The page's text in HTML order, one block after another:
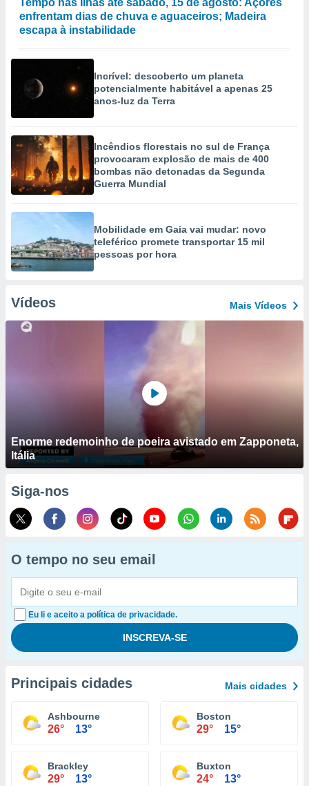
Tempo nas Ilhas até sábado, 15 de agosto: Açores
enfrentam dias de chuva e aguaceiros; Madeira
escapa à instabilidade
Incrível: descoberto um planeta
potencialmente habitável a apenas 25
anos-luz da Terra
Incêndios florestais no sul de França
provocaram explosão de mais de 400
bombas não detonadas da Segunda
Guerra Mundial
Mobilidade em Gaia vai mudar: novo
teleférico promete transportar 15 mil
pessoas por hora
Vídeos Mais Vídeos
Enorme redemoinho de poeira avistado em Zapponeta,
Itália
Siga-nos
O tempo no seu email
Eu li e aceito a política de privacidade.
Principais cidades Mais cidades
Ashbourne
26° 13°
Boston
29° 15°
Brackley
29° 13°
Buxton
24° 13°